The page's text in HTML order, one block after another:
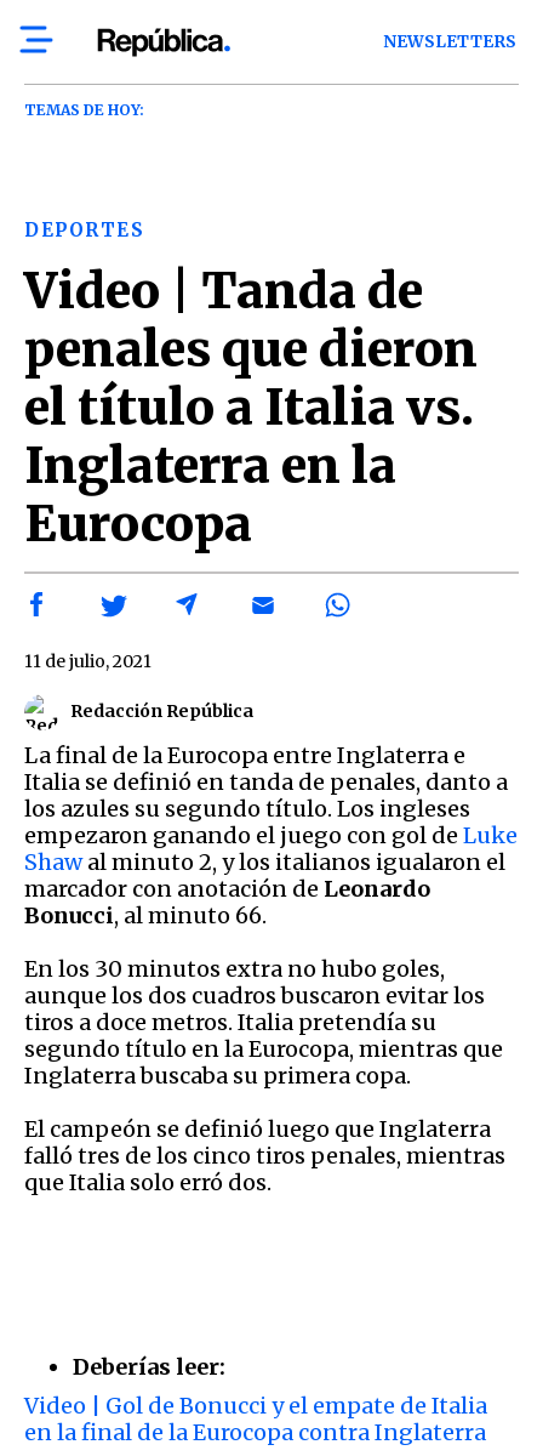
NEWSLETTERS
TEMAS DE HOY:
DEPORTES
Video | Tanda de
penales que dieron
el título a Italia vs.
Inglaterra en la
Eurocopa
Redacción República
11 de julio, 2021
La final de la Eurocopa entre Inglaterra e
Italia se definió en tanda de penales, danto a
los azules su segundo título. Los ingleses
empezaron ganando el juego con gol de Luke
Shawal minuto 2, y los italianos igualaron el
marcador con anotación de Leonardo
Bonucci, al minuto 66.
En los 30 minutos extra no hubo goles,
aunque los dos cuadros buscaron evitar los
tiros a doce metros. Italia pretendía su
segundo título en la Eurocopa, mientras que
Inglaterra buscaba su primera copa.
El campeón se definió luego que Inglaterra
falló tres de los cinco tiros penales, mientras
que Italia solo erró dos.
Deberías leer:
Video | Gol de Bonucci y el empate de Italia
en la final de la Eurocopa contra Inglaterra